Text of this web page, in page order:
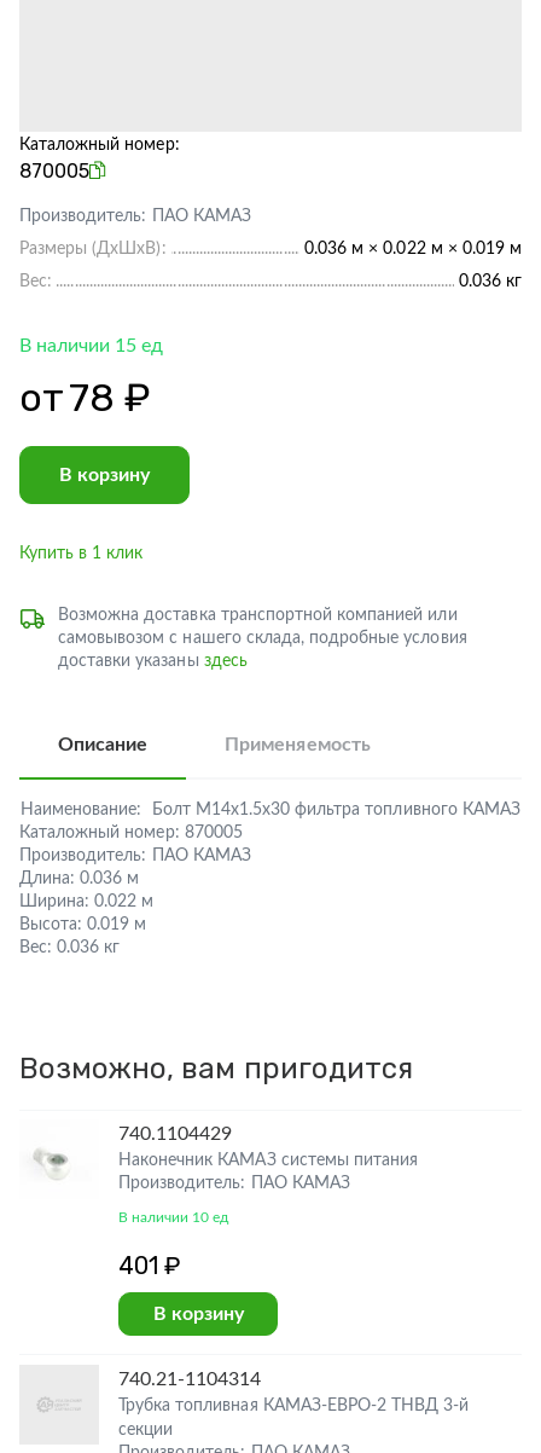
Каталожный номер:
870005
Производитель:
ПАО КАМАЗ
Размеры (ДхШхВ):
0.036 м × 0.022 м × 0.019 м
Вес:
0.036 кг
В наличии 15 ед
от78 ₽
В корзину
Купить в 1 клик
Возможна доставка транспортной компанией или
самовывозом с нашего склада, подробные условия
доставки указаны здесь
Описание Применяемость
Наименование:
Болт М14х1.5х30 фильтра топливного КАМАЗ
Каталожный номер: 870005
Производитель:
ПАО КАМАЗ
Длина: 0.036 м
Ширина: 0.022 м
Высота: 0.019 м
Вес: 0.036 кг
Возможно, вам пригодится
740.1104429
Наконечник КАМАЗ системы питания
Производитель: ПАО КАМАЗ
В наличии 10 ед
401 ₽
В корзину
740.21-1104314
Трубка топливная КАМАЗ-ЕВРО-2 ТНВД 3-й
секции